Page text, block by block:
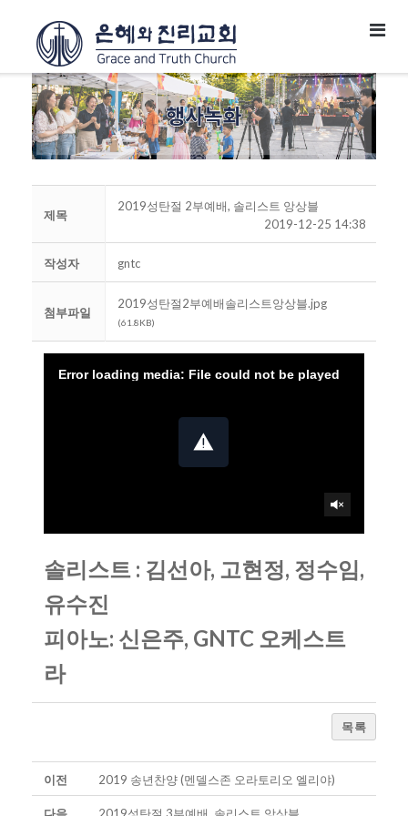
제목
2019성탄절 2부예배, 솔리스트 앙상블
2019-12-25 14:38
작성자 gntc
첨부파일
2019성탄절2부예배솔리스트앙상블.jpg
(61.8KB)
Error loading media: File could not be played
솔리스트 : 김선아, 고현정, 정수임,
유수진
피아노: 신은주, GNTC 오케스트
라
목록
이전 2019 송년찬양 (멘델스존 오라토리오 엘리야)
다음 2019성탄절 3부예배, 솔리스트 앙상블